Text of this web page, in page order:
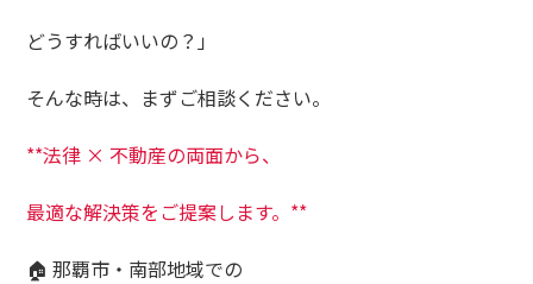
どうすればいいの？」
そんな時は、まずご相談ください。
**法律 × 不動産の両面から、
最適な解決策をご提案します。**
🏠 那覇市・南部地域での